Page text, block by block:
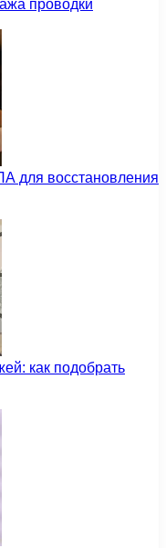
проводки
для восстановления
как подобрать